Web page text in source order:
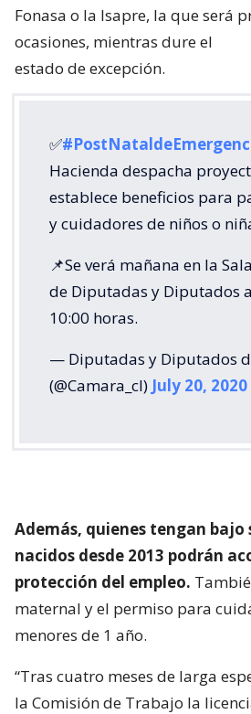
Fonasa o la Isapre, la que será
ocasiones, mientras dure el
estado de excepción.
✅
Hacienda despacha
establece beneficios para
y cuidadores de niños o
📌Se verá mañana en la
de Diputadas y Diputados
10:00 horas.
— Diputadas y Diputados
(@Camara_cl) July 20, 2020
Además, quienes tengan bajo
nacidos desde 2013 podrán
protección del empleo.
maternal y el permiso para
menores de 1 año.
“Tras cuatro meses de larga
la Comisión de Trabajo la